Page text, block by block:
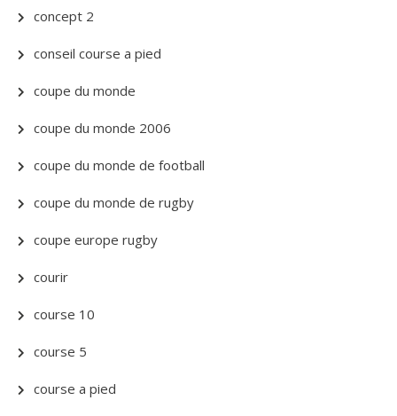
concept 2
conseil course a pied
coupe du monde
coupe du monde 2006
coupe du monde de football
coupe du monde de rugby
coupe europe rugby
courir
course 10
course 5
course a pied